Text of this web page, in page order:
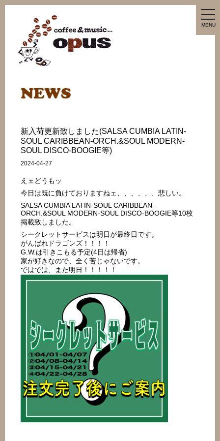
MENU
新入荷更新致しました(SALSA CUMBIA LATIN-
SOUL CARIBBEAN-ORCH.&SOUL MODERN-
SOUL DISCO-BOOGIE等)
2024-04-27
えェどうもッ
今日は既に負けておりますねェ、、、、、、悲しい。
SALSA CUMBIA LATIN-SOUL CARIBBEAN-
ORCH.&SOUL MODERN-SOUL DISCO-BOOGIE等10枚
掲載致しました。
シークレットサービスは明日が最終日です。
がんばれドラゴンズ！！！！
G.W.は引きこもる予定(4日は帰省)
家が好きなので、全く苦じゃないです。
ではでは、また明日！！！！！